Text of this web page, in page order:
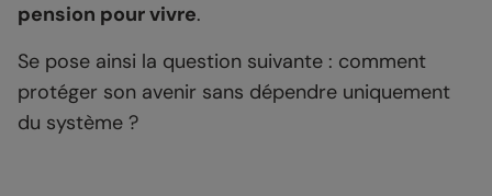
pension pour vivre.
Se pose ainsi la question suivante : comment
protéger son avenir sans dépendre uniquement
du système ?